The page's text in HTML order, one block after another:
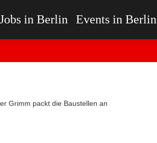
Jobs in Berlin Events in Berlin
Grimm packt die Baustellen an